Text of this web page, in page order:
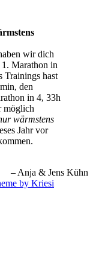
wir dich
Marathon in
Trainings hast
den
in 4, 33h
möglich
wärmstens
Jahr vor
Anja & Jens Kühn
by Kriesi